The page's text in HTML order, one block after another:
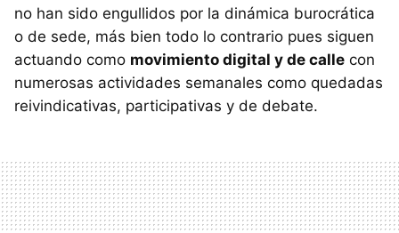
no han sido engullidos por la dinámica burocrática
o de sede, más bien todo lo contrario pues siguen
actuando como movimiento digital y de calle con
numerosas actividades semanales como quedadas
reivindicativas, participativas y de debate.